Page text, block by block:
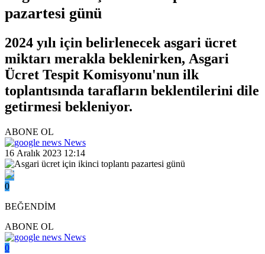
pazartesi günü
2024 yılı için belirlenecek asgari ücret
miktarı merakla beklenirken, Asgari
Ücret Tespit Komisyonu'nun ilk
toplantısında tarafların beklentilerini dile
getirmesi bekleniyor.
ABONE OL
News
16 Aralık 2023 12:14
0
BEĞENDİM
ABONE OL
News
0